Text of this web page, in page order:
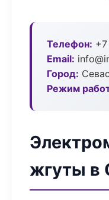
Телефон:
Email:
Город:
Режим
жгуты в